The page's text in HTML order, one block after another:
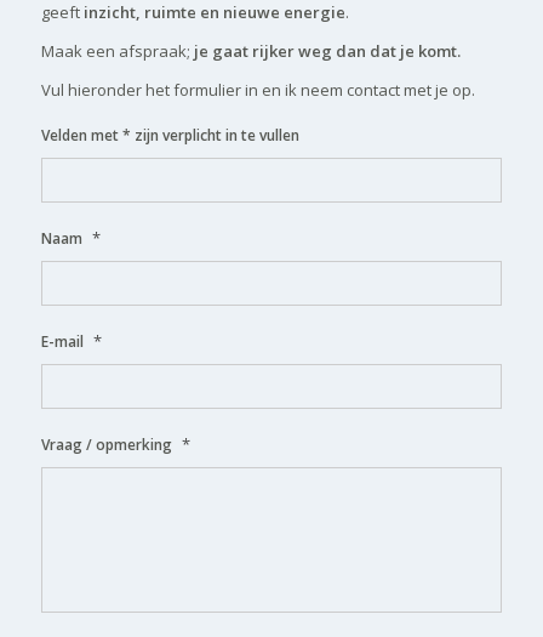
geeft inzicht, ruimte en nieuwe energie.
Maak een afspraak; je gaat rijker weg dan dat je komt.
Vul hieronder het formulier in en ik neem contact met je op.
Velden met * zijn verplicht in te vullen
Naam *
E-mail *
Vraag / opmerking *